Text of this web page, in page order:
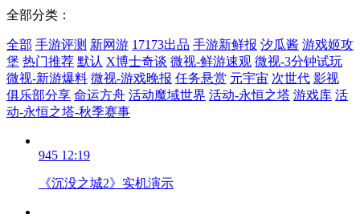
全部分类：
全部 手游评测 新网游 17173出品 手游新鲜报 汐瓜酱 游戏姬攻
堡 热门推荐 默认 X博士奇谈 微视-鲜游速观 微视-3分钟试玩
微视-新游爆料 微视-游戏晚报 任务悬赏 元宇宙 次世代 影视
俱乐部分享 命运方舟 活动魔域世界 活动-永恒之塔 游戏库 活
动-永恒之塔-秋季赛事
945 12:19
《沉没之城2》实机演示